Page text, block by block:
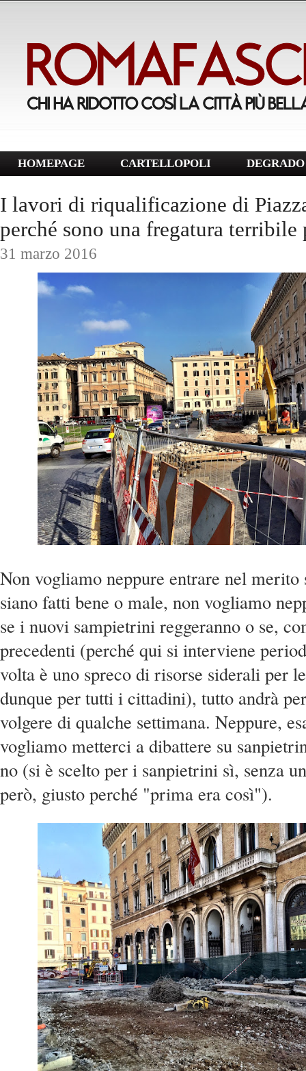
HOMEPAGE CARTELLOPOLI
I lavori di riqualificazione di
perché sono una fregatura terribile
31 marzo 2016
Non vogliamo neppure entrare nel
siano fatti bene o male, non vogliamo
se i nuovi sampietrini reggeranno o se,
precedenti (perché qui si interviene
volta è uno spreco di risorse siderali per
dunque per tutti i cittadini), tutto andrà
volgere di qualche settimana. Neppure,
vogliamo metterci a dibattere su
no (si è scelto per i sanpietrini sì, senza
però, giusto perché "prima era così").